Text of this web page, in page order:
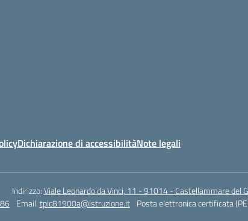
Dichiarazione di accessibilitàNote legali
Indirizzo:Viale Leonardo da Vinci, 11 - 91014 - Castellammare del
Email:tpic81900a@istruzione.it Posta elettronica certificata